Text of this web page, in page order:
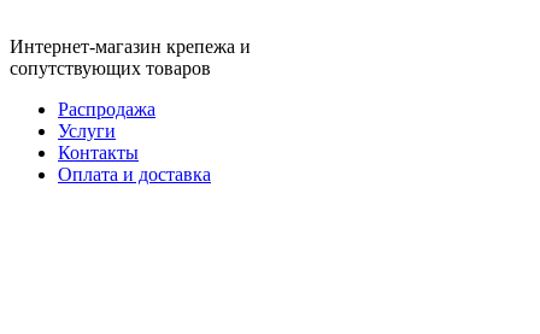
Интернет-магазин крепежа и
сопутствующих товаров
Распродажа
Услуги
Контакты
Оплата и доставка